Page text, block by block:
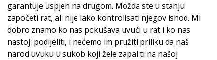
garantuje uspjeh na drugom. Možda ste u stanju
započeti rat, ali nije lako kontrolisati njegov ishod. Mi
dobro znamo ko nas pokušava uvući u rat i ko nas
nastoji podijeliti, i nećemo im pružiti priliku da naš
narod uvuku u sukob koji žele zapaliti na našoj